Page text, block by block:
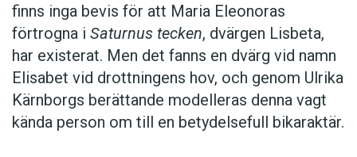
finns inga bevis för att Maria Eleonoras
förtrogna i Saturnus tecken, dvärgen Lisbeta,
har existerat. Men det fanns en dvärg vid namn
Elisabet vid drottningens hov, och genom Ulrika
Kärnborgs berättande modelleras denna vagt
kända person om till en betydelsefull bikaraktär.